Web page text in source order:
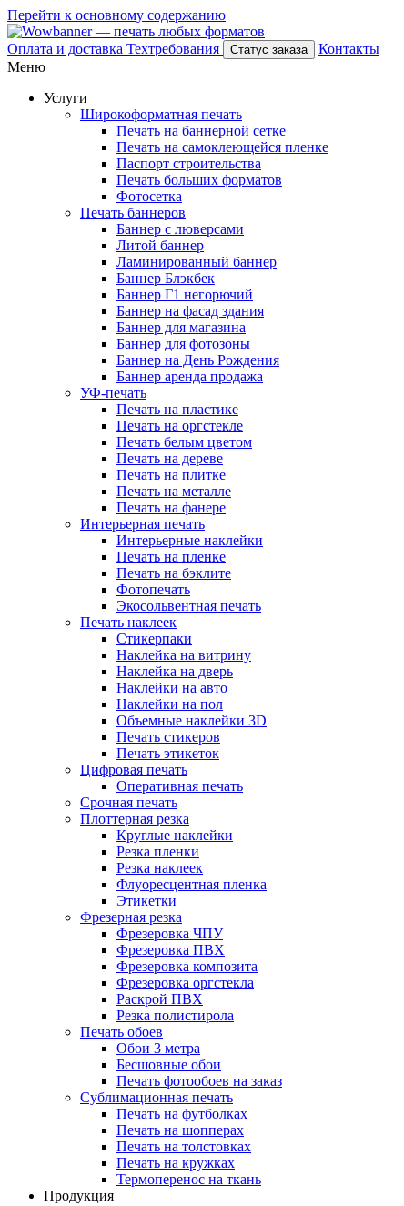
Перейти к основному содержанию
Оплата и доставка Техтребования Статус заказа
Контакты
Меню
Услуги
Широкоформатная печать
Печать на баннерной сетке
Печать на самоклеющейся пленке
Паспорт строительства
Печать больших форматов
Фотосетка
Печать баннеров
Баннер с люверсами
Литой баннер
Ламинированный баннер
Баннер Блэкбек
Баннер Г1 негорючий
Баннер на фасад здания
Баннер для магазина
Баннер для фотозоны
Баннер на День Рождения
Баннер аренда продажа
УФ-печать
Печать на пластике
Печать на оргстекле
Печать белым цветом
Печать на дереве
Печать на плитке
Печать на металле
Печать на фанере
Интерьерная печать
Интерьерные наклейки
Печать на пленке
Печать на бэклите
Фотопечать
Экосольвентная печать
Печать наклеек
Стикерпаки
Наклейка на витрину
Наклейка на дверь
Наклейки на авто
Наклейки на пол
Объемные наклейки 3D
Печать стикеров
Печать этикеток
Цифровая печать
Оперативная печать
Срочная печать
Плоттерная резка
Круглые наклейки
Резка пленки
Резка наклеек
Флуоресцентная пленка
Этикетки
Фрезерная резка
Фрезеровка ЧПУ
Фрезеровка ПВХ
Фрезеровка композита
Фрезеровка оргстекла
Раскрой ПВХ
Резка полистирола
Печать обоев
Обои 3 метра
Бесшовные обои
Печать фотообоев на заказ
Сублимационная печать
Печать на футболках
Печать на шопперах
Печать на толстовках
Печать на кружках
Термоперенос на ткань
Продукция